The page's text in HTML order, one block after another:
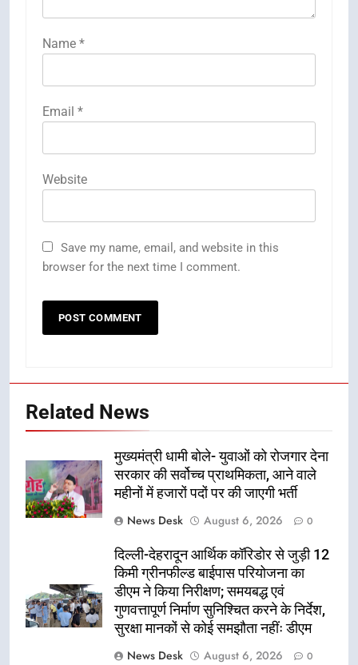
Name *
Email *
Website
Save my name, email, and website in this
browser for the next time I comment.
Related News
मुख्यमंत्री धामी बोले- युवाओं को रोजगार देना
सरकार की सर्वोच्च प्राथमिकता, आने वाले
महीनों में हजारों पदों पर की जाएगी भर्ती
News Desk
August 6, 2026 0
दिल्ली-देहरादून आर्थिक कॉरिडोर से जुड़ी 12
किमी ग्रीनफील्ड बाईपास परियोजना का
डीएम ने किया निरीक्षण; समयबद्ध एवं
गुणवत्तापूर्ण निर्माण सुनिश्चित करने के निर्देश,
सुरक्षा मानकों से कोई समझौता नहींः डीएम
News Desk
August 6, 2026 0